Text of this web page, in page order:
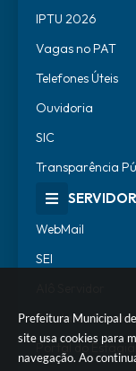
Prefeitura Municipal
site usa cookies para
navegação. Ao
IPTU 2026
Vagas no PAT
Telefones Úteis
Ouvidoria
SIC
Transparência
SERVIDOR
WebMail
SEI
Escola de Governo
Portal do